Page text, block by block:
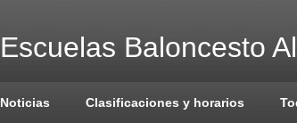
Escuelas Baloncesto
Noticias Clasificaciones y horarios